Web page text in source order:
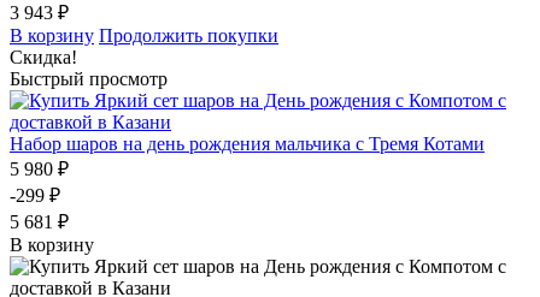
3 943 ₽
В корзину Продолжить покупки
Скидка!
Быстрый просмотр
Набор шаров на день рождения мальчика с Тремя Котами
5 980 ₽
-299 ₽
5 681 ₽
В корзину